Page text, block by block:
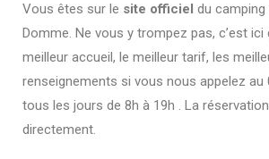
Vous êtes sur le site officiel du
Domme. Ne vous y trompez pas, c’est ici
meilleur accueil, le meilleur tarif, les
renseignements si vous nous appelez au
tous les jours de 8h à 19h . La
directement.